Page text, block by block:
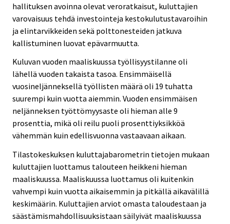
hallituksen avoinna olevat veroratkaisut, kuluttajien
varovaisuus tehdä investointeja kestokulutustavaroihin
ja elintarvikkeiden sekä polttonesteiden jatkuva
kallistuminen luovat epävarmuutta.
Kuluvan vuoden maaliskuussa työllisyystilanne oli
lähellä vuoden takaista tasoa. Ensimmäisellä
vuosineljänneksellä työllisten määrä oli 19 tuhatta
suurempi kuin vuotta aiemmin. Vuoden ensimmäisen
neljänneksen työttömyysaste oli hieman alle 9
prosenttia, mikä oli reilu puoli prosenttiyksikköä
vähemmän kuin edellisvuonna vastaavaan aikaan.
Tilastokeskuksen kuluttajabarometrin tietojen mukaan
kuluttajien luottamus talouteen heikkeni hieman
maaliskuussa. Maaliskuussa luottamus oli kuitenkin
vahvempi kuin vuotta aikaisemmin ja pitkällä aikavälillä
keskimäärin. Kuluttajien arviot omasta taloudestaan ja
säästämismahdollisuuksistaan säilyivät maaliskuussa